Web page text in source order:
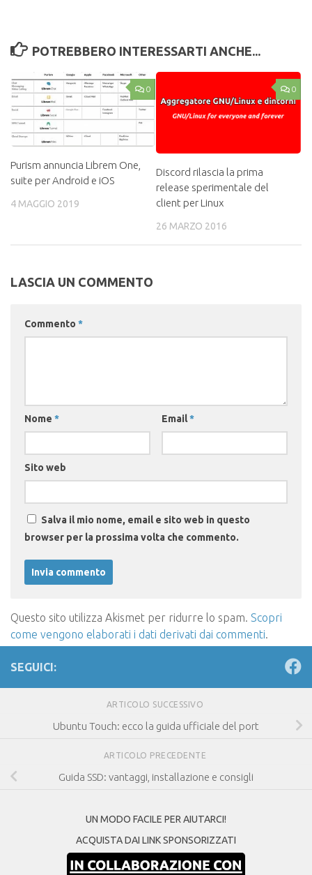
POTREBBERO INTERESSARTI ANCHE...
0
Purism annuncia Librem One,
suite per Android e iOS
4 MAGGIO 2019
0
Discord rilascia la prima
release sperimentale del
client per Linux
26 MARZO 2016
LASCIA UN COMMENTO
Commento *
Nome * Email*
Sito web
Salva il mio nome, email e sito web in questo
browser per la prossima volta che commento.
Questo sito utilizza Akismet per ridurre lo spam. Scopri
come vengono elaborati i dati derivati dai commenti.
SEGUICI:
ARTICOLO SUCCESSIVO
Ubuntu Touch: ecco la guida ufficiale del port
ARTICOLO PRECEDENTE
Guida SSD: vantaggi, installazione e consigli
UN MODO FACILE PER AIUTARCI!
ACQUISTA DAI LINK SPONSORIZZATI